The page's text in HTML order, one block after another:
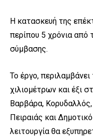
Η κατασκευή της
περίπου 5 χρόνια από
σύμβασης.
Το έργο,
χιλιομέτρων και έξι
Βαρβάρα, Κορυδαλλός,
Πειραιάς και
λειτουργία θα